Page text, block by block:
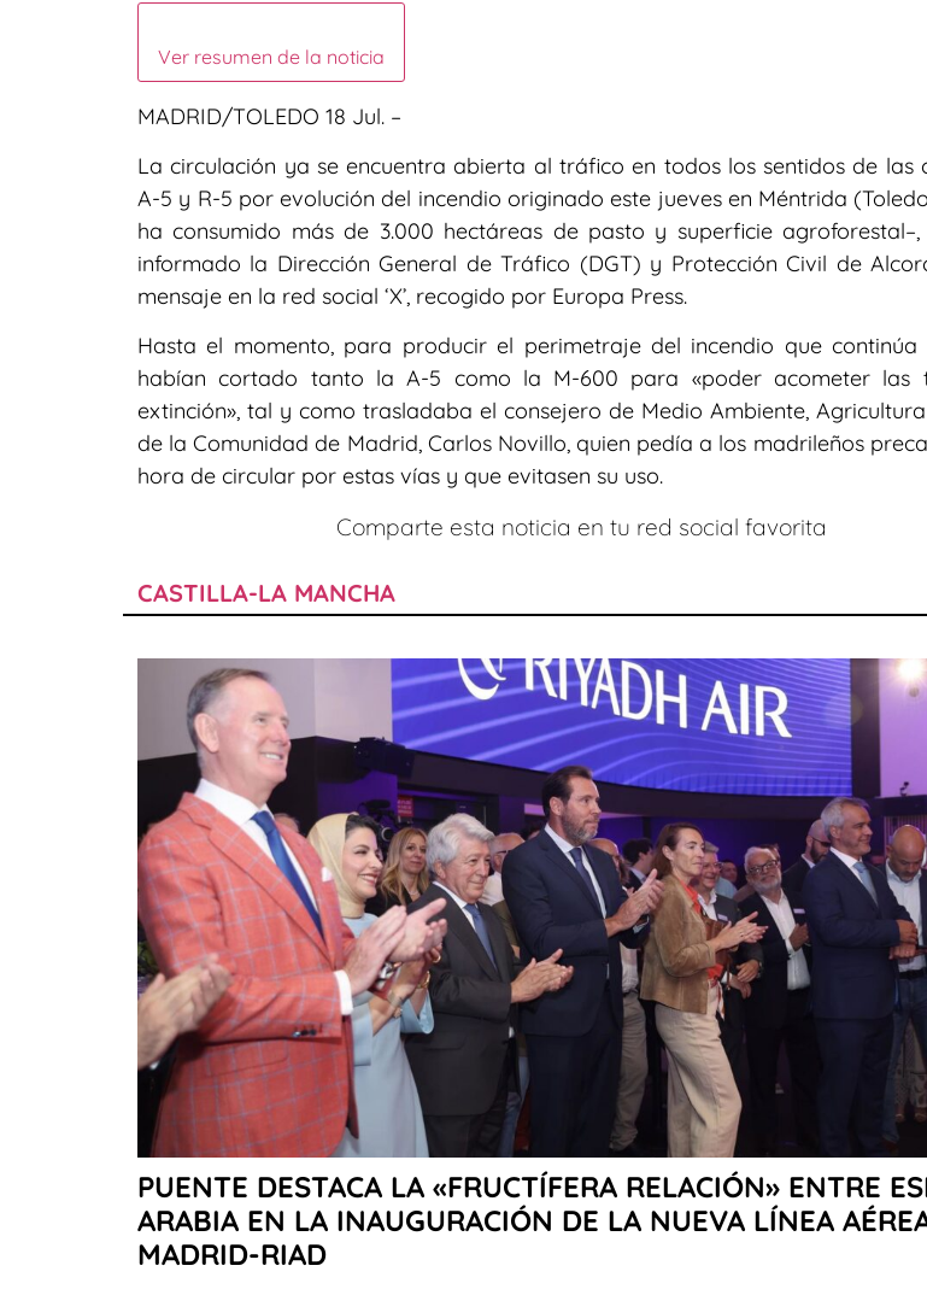
Ver resumen de la noticia
MADRID/TOLEDO 18 Jul. –
La circulación ya se encuentra abierta al tráfico en todos los sentidos de las
A-5 y R-5 por evolución del incendio originado este jueves en Méntrida
ha consumido más de 3.000 hectáreas de pasto y superficie agroforestal–,
informado la Dirección General de Tráfico (DGT) y Protección Civil de
mensaje en la red social ‘X’, recogido por Europa Press.
Hasta el momento, para producir el perimetraje del incendio que continúa
habían cortado tanto la A-5 como la M-600 para «poder acometer las
extinción», tal y como trasladaba el consejero de Medio Ambiente,
de la Comunidad de Madrid, Carlos Novillo, quien pedía a los madrileños
hora de circular por estas vías y que evitasen su uso.
Comparte esta noticia en tu red social favorita
CASTILLA-LA MANCHA
PUENTE DESTACA LA «FRUCTÍFERA RELACIÓN» ENTRE
ARABIA EN LA INAUGURACIÓN DE LA NUEVA LÍNEA
MADRID-RIAD